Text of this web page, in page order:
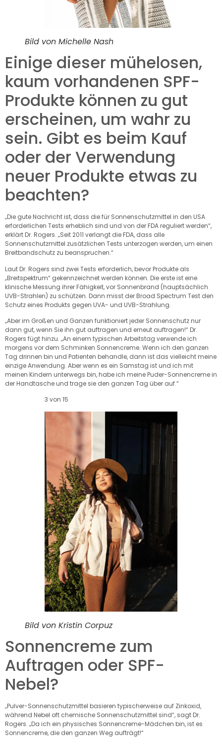
Bild von Michelle Nash
Einige dieser mühelosen,
kaum vorhandenen SPF-
Produkte können zu gut
erscheinen, um wahr zu
sein. Gibt es beim Kauf
oder der Verwendung
neuer Produkte etwas zu
beachten?
„Die gute Nachricht ist, dass die für Sonnenschutzmittel in den USA
erforderlichen Tests erheblich sind und von der FDA reguliert werden“,
erklärt Dr. Rogers. „Seit 2011 verlangt die FDA, dass alle
Sonnenschutzmittel zusätzlichen Tests unterzogen werden, um einen
Breitbandschutz zu beanspruchen.“
Laut Dr. Rogers sind zwei Tests erforderlich, bevor Produkte als
„Breitspektrum“ gekennzeichnet werden können. Die erste ist eine
klinische Messung ihrer Fähigkeit, vor Sonnenbrand (hauptsächlich
UVB-Strahlen) zu schützen. Dann misst der Broad Spectrum Test den
Schutz eines Produkts gegen UVA- und UVB-Strahlung.
„Aber im Großen und Ganzen funktioniert jeder Sonnenschutz nur
dann gut, wenn Sie ihn gut auftragen und erneut auftragen!“ Dr.
Rogers fügt hinzu. „An einem typischen Arbeitstag verwende ich
morgens vor dem Schminken Sonnencreme. Wenn ich den ganzen
Tag drinnen bin und Patienten behandle, dann ist das vielleicht meine
einzige Anwendung. Aber wenn es ein Samstag ist und ich mit
meinen Kindern unterwegs bin, habe ich meine Puder-Sonnencreme in
der Handtasche und trage sie den ganzen Tag über auf.“
3 von 15
Bild von Kristin Corpuz
Sonnencreme zum
Auftragen oder SPF-
Nebel?
„Pulver-Sonnenschutzmittel basieren typischerweise auf Zinkoxid,
während Nebel oft chemische Sonnenschutzmittel sind“, sagt Dr.
Rogers. „Da ich ein physisches Sonnencreme-Mädchen bin, ist es
Sonnencreme, die den ganzen Weg aufträgt!“